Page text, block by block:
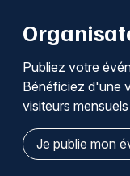
Publiez votre
Bénéficiez d'une
visiteurs
Je publie mon